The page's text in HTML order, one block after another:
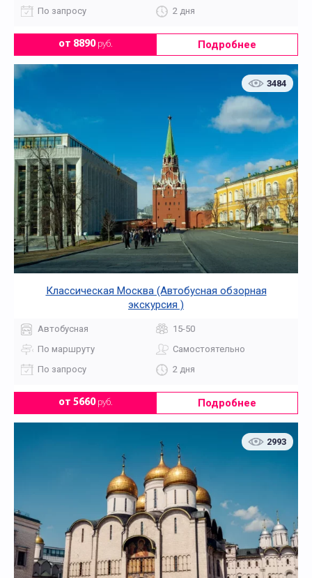
По запросу
2 дня
от 8890руб. Подробнее
3484
Классическая Москва (Автобусная обзорная
экскурсия )
Автобусная
15-50
По маршруту
Самостоятельно
По запросу
2 дня
от 5660руб. Подробнее
2993